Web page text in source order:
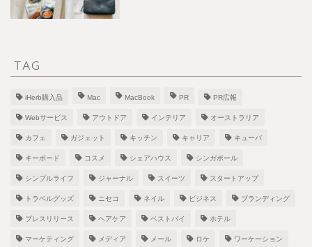
TAG
iHerb購入品 Mac MacBook PR PR広報
Webサービス アウトドア インテリア オーストラリア
カフェ ガジェット キッチン キャリア キューバ
キーボード コスメ シェアハウス シンガポール
シンプルライフ ジャーナル スイーツ スタートアップ
トラベルグッズ ニセコ ネイル ビジネス ブランディング
プレスリリース ヘアケア ベストバイ ホテル
マーケティング メディア メール ロケ ワーケーション